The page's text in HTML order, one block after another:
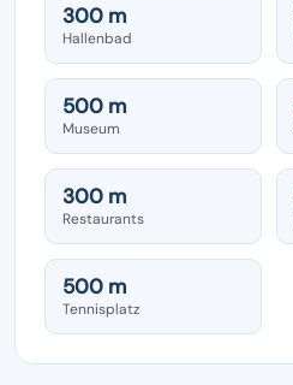
300 m
Hallenbad
500 m
Museum
300 m
Restaurants
500 m
Tennisplatz